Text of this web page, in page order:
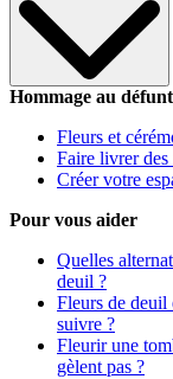
Hommage au défunt
Fleurs et
Faire livrer
Créer votre
Pour vous aider
Quelles
deuil ?
Fleurs de deuil
suivre ?
Fleurir une
gèlent pas ?